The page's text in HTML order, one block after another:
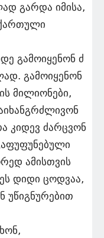
გარდა იმისა,
გამოიყენონ ძ
გამოიყენონ
მილიონები,
კიდევ ძარცვონ
ამისთვის
ეს დიდი ცოდვაა,
უწიგნურებით